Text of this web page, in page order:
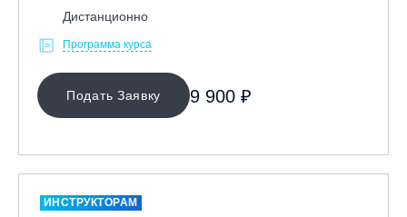
Дистанционно
Программа курса
Подать Заявку 9 900 ₽
ИНСТРУКТОРАМ